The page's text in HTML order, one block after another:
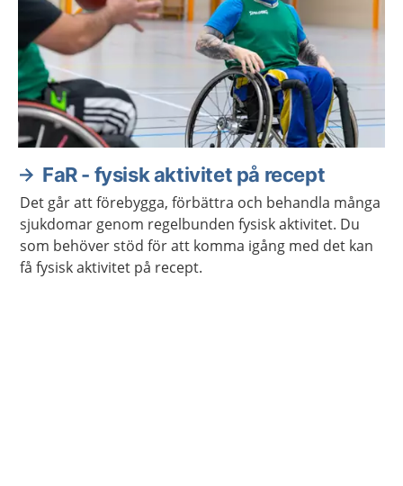
FaR - fysisk aktivitet på recept
Det går att förebygga, förbättra och behandla många
sjukdomar genom regelbunden fysisk aktivitet. Du
som behöver stöd för att komma igång med det kan
få fysisk aktivitet på recept.